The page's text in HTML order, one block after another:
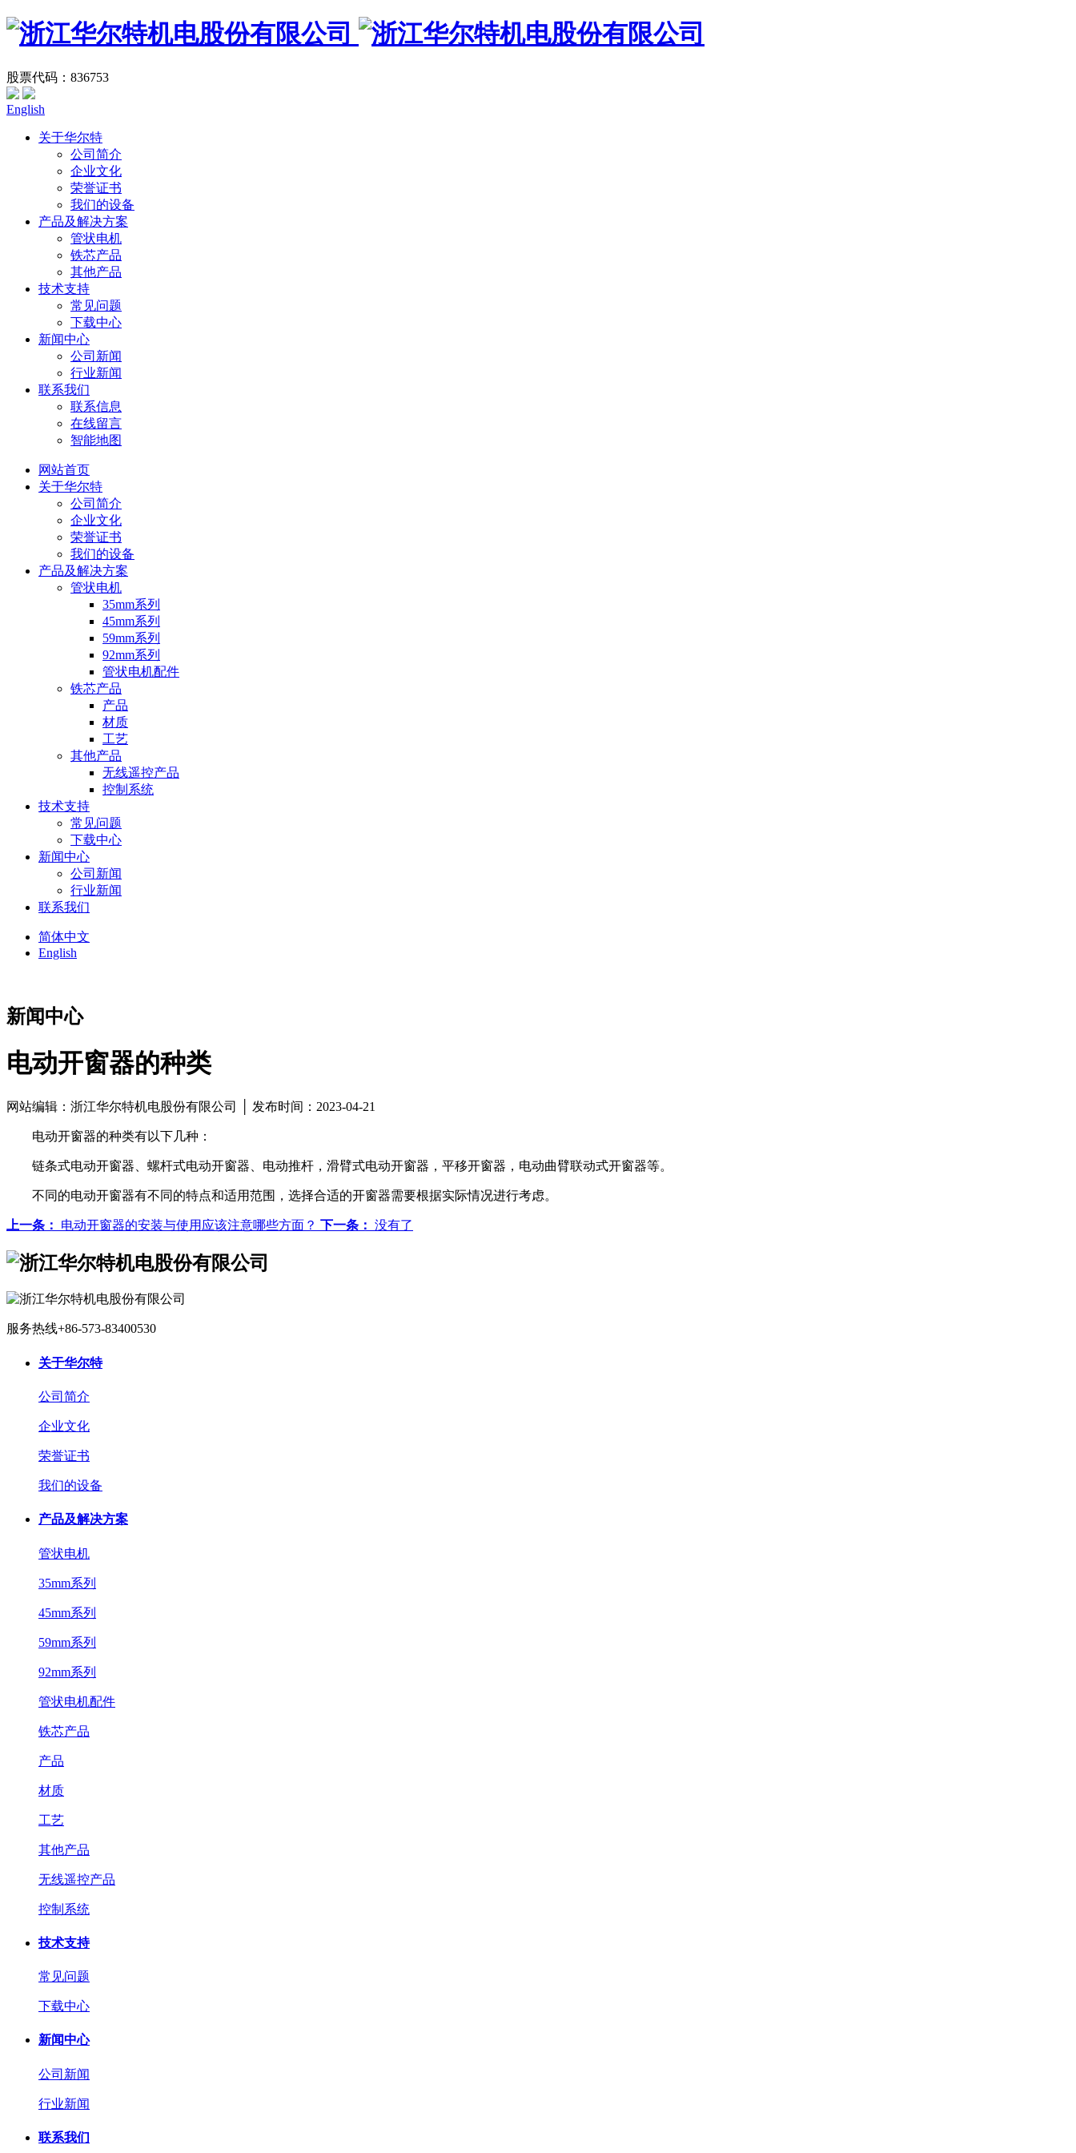
股票代码：836753
English
关于华尔特
公司简介
企业文化
荣誉证书
我们的设备
产品及解决方案
管状电机
铁芯产品
其他产品
技术支持
常见问题
下载中心
新闻中心
公司新闻
行业新闻
联系我们
联系信息
在线留言
智能地图
网站首页
关于华尔特
公司简介
企业文化
荣誉证书
我们的设备
产品及解决方案
管状电机
35mm系列
45mm系列
59mm系列
92mm系列
管状电机配件
铁芯产品
产品
材质
工艺
其他产品
无线遥控产品
控制系统
技术支持
常见问题
下载中心
新闻中心
公司新闻
行业新闻
联系我们
简体中文
English
新闻中心
电动开窗器的种类
网站编辑：浙江华尔特机电股份有限公司 │ 发布时间：2023-04-21
电动开窗器的种类有以下几种：
链条式电动开窗器、螺杆式电动开窗器、电动推杆，滑臂式电动开窗器，平移开窗器，电动曲臂联动式开窗器等。
不同的电动开窗器有不同的特点和适用范围，选择合适的开窗器需要根据实际情况进行考虑。
上一条： 电动开窗器的安装与使用应该注意哪些方面？ 下一条： 没有了
服务热线+86-573-83400530
关于华尔特
公司简介
企业文化
荣誉证书
我们的设备
产品及解决方案
管状电机
35mm系列
45mm系列
59mm系列
92mm系列
管状电机配件
铁芯产品
产品
材质
工艺
其他产品
无线遥控产品
控制系统
技术支持
常见问题
下载中心
新闻中心
公司新闻
行业新闻
联系我们